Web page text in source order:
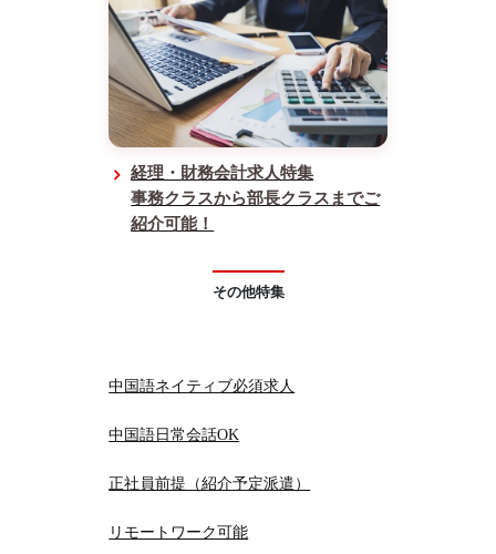
経理・財務会計求人特集
事務クラスから部長クラスまでご
紹介可能！
その他特集
中国語ネイティブ必須求人
中国語日常会話OK
正社員前提（紹介予定派遣）
リモートワーク可能